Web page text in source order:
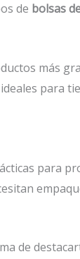
de bolsas
más
para
para
de